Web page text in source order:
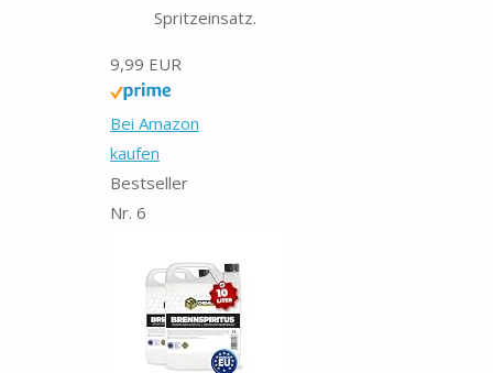
Spritzeinsatz.
9,99 EUR
Bei Amazon
kaufen
Bestseller
Nr. 6